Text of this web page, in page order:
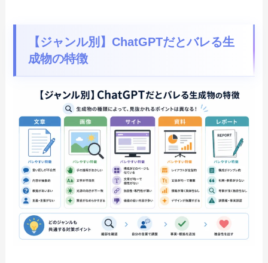
【ジャンル別】ChatGPTだとバレる生
成物の特徴